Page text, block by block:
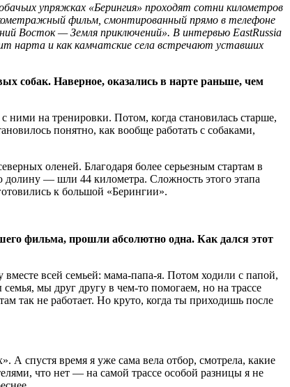
упряжках «Берингия» проходят сотни километров
фильм, смонтированный прямо в телефоне
Восток — Земля приключений». В интервью EastRussia
нарта и как камчатские села встречают уставших
собак. Наверное, оказались в нарте раньше, чем
ними на тренировки. Потом, когда становилась старше,
понятно, как вообще работать с собаками,
оленей. Благодаря более серьезным стартам в
— шли 44 километра. Сложность этого этапа
к большой «Берингии».
фильма, прошли абсолютно одна. Как дался этот
всей семьей: мама-папа-я. Потом ходили с папой,
мы друг другу в чем-то помогаем, но на трассе
так не работает. Но круто, когда ты приходишь после
А спустя время я уже сама вела отбор, смотрела, какие
что нет — на самой трассе особой разницы я не